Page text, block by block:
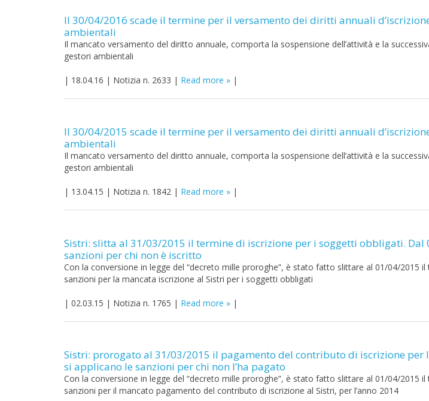
Il 30/04/2016 scade il termine per il versamento dei diritti annuali
ambientali
Il mancato versamento del diritto annuale, comporta la sospensione dell’attività e la
gestori ambientali
| 18.04.16 | Notizia n. 2633 | Read more |
Il 30/04/2015 scade il termine per il versamento dei diritti annuali
ambientali
Il mancato versamento del diritto annuale, comporta la sospensione dell’attività e la
gestori ambientali
| 13.04.15 | Notizia n. 1842 | Read more |
Sistri: slitta al 31/03/2015 il termine di iscrizione per i soggetti obbligati. Dal
sanzioni per chi non è iscritto
Con la conversione in legge del “decreto mille proroghe”, è stato fatto slittare al 01/04/2015 il
sanzioni per la mancata iscrizione al Sistri per i soggetti obbligati
| 02.03.15 | Notizia n. 1765 | Read more |
Sistri: prorogato al 31/03/2015 il pagamento del contributo di iscrizione per
si applicano le sanzioni per chi non l’ha pagato
Con la conversione in legge del “decreto mille proroghe”, è stato fatto slittare al 01/04/2015 il
sanzioni per il mancato pagamento del contributo di iscrizione al Sistri, per l’anno 2014